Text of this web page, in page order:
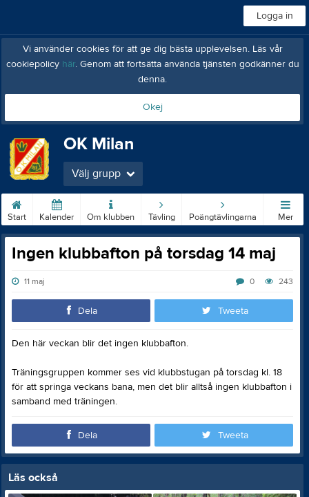
Logga in
Vi använder cookies för att ge dig bästa upplevelsen. Läs vår
cookiepolicy här. Genom att fortsätta använda tjänsten godkänner du
denna.
Okej
OK Milan
Välj grupp
Start Kalender Om klubben Tävling Poängtävlingarna Mer
Ingen klubbafton på torsdag 14 maj
11 maj 243
0
Dela Tweeta
Den här veckan blir det ingen klubbafton.
Träningsgruppen kommer ses vid klubbstugan på torsdag kl. 18
för att springa veckans bana, men det blir alltså ingen klubbafton i
samband med träningen.
Dela Tweeta
Läs också